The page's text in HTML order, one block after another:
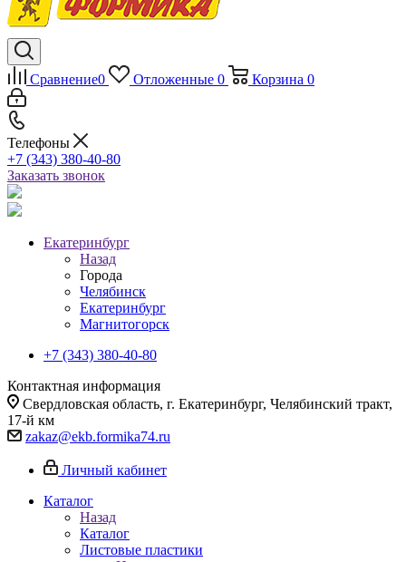
Сравнение0 Отложенные 0 Корзина 0
Телефоны
+7 (343) 380-40-80
Заказать звонок
Екатеринбург
Назад
Города
Челябинск
Екатеринбург
Магнитогорск
+7 (343) 380-40-80
Контактная информация
Свердловская область, г. Екатеринбург, Челябинский тракт,
17-й км
zakaz@ekb.formika74.ru
Личный кабинет
Каталог
Назад
Каталог
Листовые пластики